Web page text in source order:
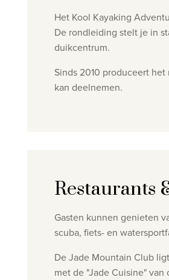
Het Kool Kayaking
De rondleiding stelt je in
duikcentrum.
Sinds 2010 produceert
kan deelnemen.
Restaurants
Gasten kunnen genieten
scuba, fiets- en
De Jade Mountain Club
met de "Jade Cuisine" van